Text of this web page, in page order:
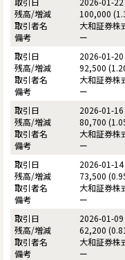
100,000
大和証券株
ー
2026-01-20
92,500
大和証券株
ー
2026-01-16
80,700
大和証券株
ー
2026-01-14
73,500
大和証券株
ー
2026-01-09
62,200
大和証券株
ー